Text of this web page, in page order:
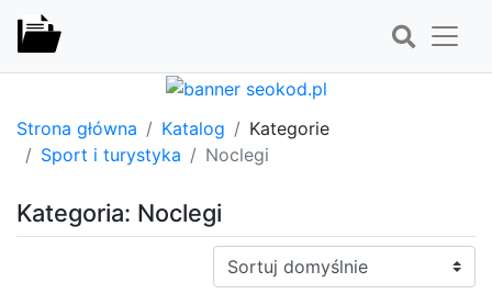
Strona główna Katalog
Kategorie
Sport i turystyka
Noclegi
Kategoria: Noclegi
Sortuj: